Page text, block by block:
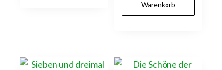
Warenkorb